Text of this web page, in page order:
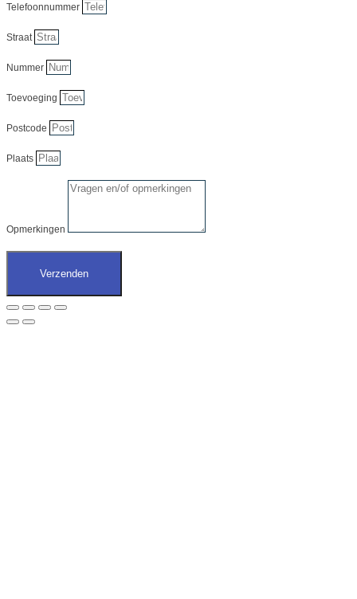
Telefoonnummer
Straat
Nummer
Toevoeging
Postcode
Plaats
Opmerkingen
Verzenden